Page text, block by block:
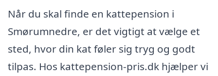
Når du skal finde en kattepension i
Smørumnedre, er det vigtigt at vælge et
sted, hvor din kat føler sig tryg og godt
tilpas. Hos kattepension-pris.dk hjælper vi